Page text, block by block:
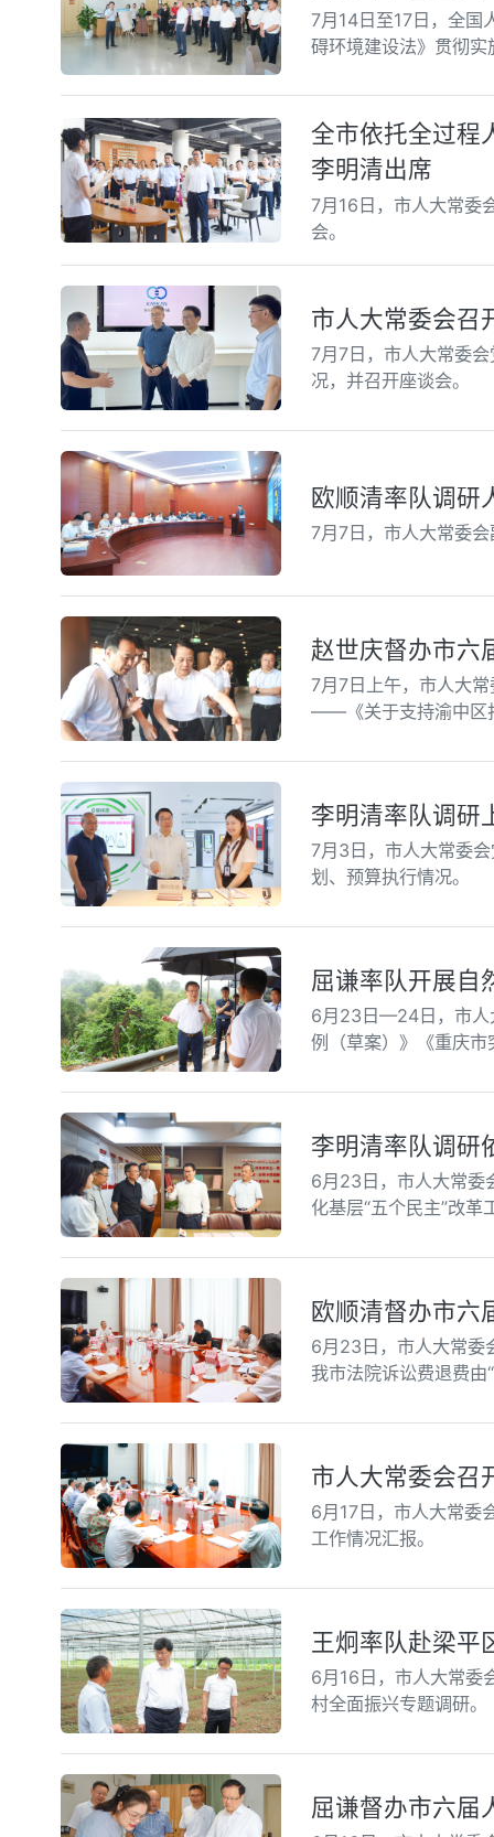
7月14日至17日，全国
碍环境建设法》贯彻
全市依托全过程
李明清出席
7月16日，市人大常委
会。
市人大常委会召
7月7日，市人大常委
况，并召开座谈会。
欧顺清率队调研
7月7日，市人大常委
赵世庆督办市六
7月7日上午，市人大
——《关于支持渝中区
李明清率队调研
7月3日，市人大常委
划、预算执行情况。
屈谦率队开展自
6月23日—24日，市人
例（草案）》《重庆
李明清率队调研
6月23日，市人大常委
化基层“五个民主”改革
欧顺清督办市六
6月23日，市人大常
我市法院诉讼费退费由
市人大常委会召
6月17日，市人大常委
工作情况汇报。
王炯率队赴梁平
6月16日，市人大常委
村全面振兴专题调研。
屈谦督办市六届